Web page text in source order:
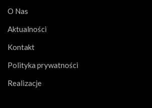
O Nas
Aktualności
Kontakt
Polityka prywatności
Realizacje